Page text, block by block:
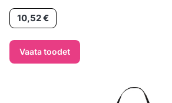
Hind10,52 €
Vaata toodet